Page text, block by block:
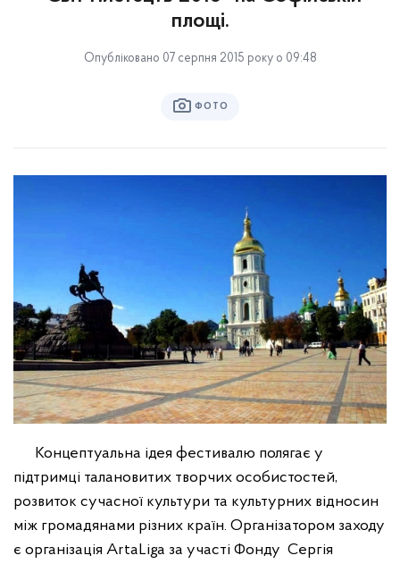
площі.
Опубліковано 07 серпня 2015 року о 09:48
ФОТО
Концептуальна ідея фестивалю полягає у
підтримці талановитих творчих особистостей,
розвиток сучасної культури та культурних відносин
між громадянами різних країн. Організатором заходу
є організація ArtaLiga за участі Фонду Сергія